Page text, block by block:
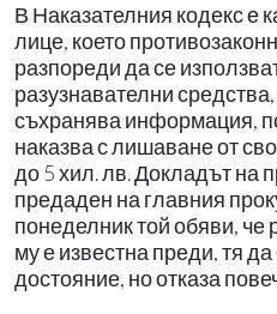
В Наказателния кодекс е
лице, което
разпореди да се
разузнавателни
съхранява информация,
наказва с лишаване от
до 5 хил. лв. Докладът на
предаден на главния
понеделник той обяви, че
му е известна преди, тя
достояние, но отказа